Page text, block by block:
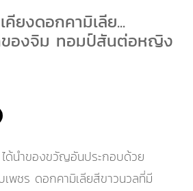
คียงดอกคามิเลีย...
องจิม ทอมป์สันต่อหญิง
ด้นำของขวัญอันประกอบด้วย
เพชร ดอกคามิเลียสีขาวนวลที่มี